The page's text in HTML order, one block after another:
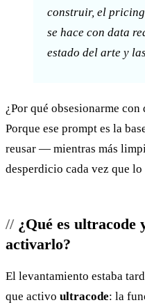
construir, el
se hace con data
estado del arte y
¿Por qué obsesionarme con
Porque ese prompt es la
reusar — mientras más
desperdicio cada vez que lo
¿Qué es ultracode
activarlo?
El levantamiento estaba
que activo ultracode: la